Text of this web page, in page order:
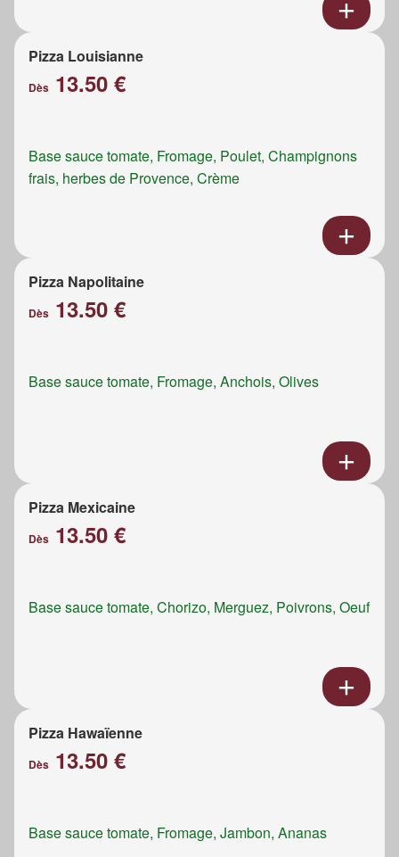
Pizza Louisianne
Dès 13.50 €
Base sauce tomate, Fromage, Poulet, Champignons
frais, herbes de Provence, Crème
Pizza Napolitaine
Dès 13.50 €
Base sauce tomate, Fromage, Anchois, Olives
Pizza Mexicaine
Dès 13.50 €
Base sauce tomate, Chorizo, Merguez, Poivrons, Oeuf
Pizza Hawaïenne
Dès 13.50 €
Base sauce tomate, Fromage, Jambon, Ananas